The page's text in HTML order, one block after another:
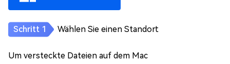
Wählen Sie einen Standort
Um versteckte Dateien auf dem Mac